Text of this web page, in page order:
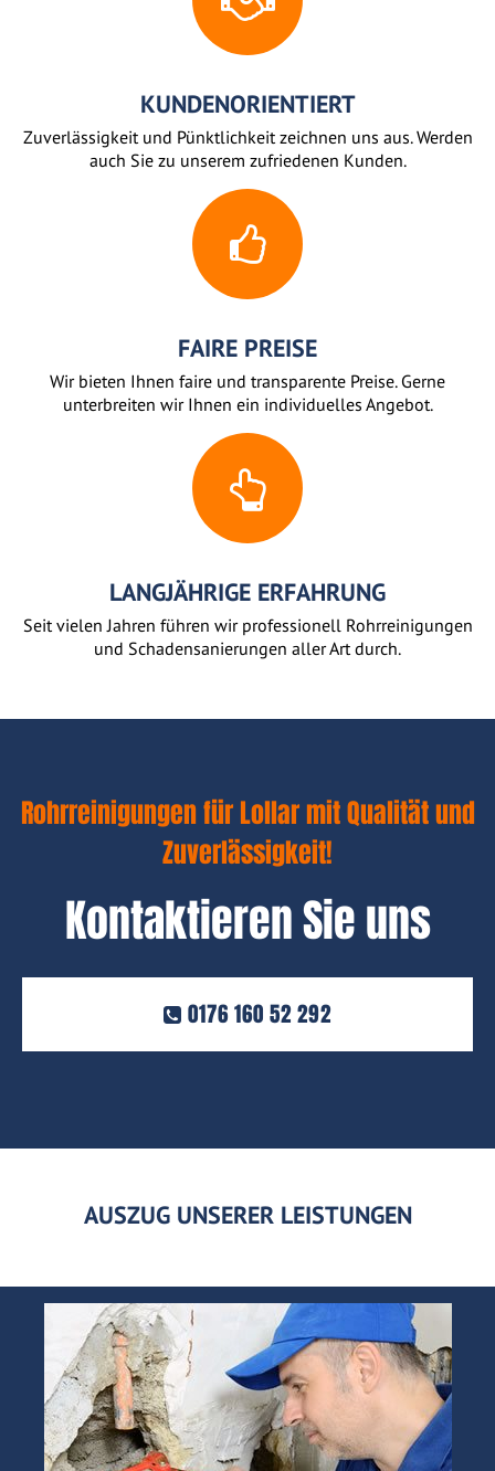
KUNDENORIENTIERT
Zuverlässigkeit und Pünktlichkeit zeichnen uns aus. Werden
auch Sie zu unserem zufriedenen Kunden.
FAIRE PREISE
Wir bieten Ihnen faire und transparente Preise. Gerne
unterbreiten wir Ihnen ein individuelles Angebot.
LANGJÄHRIGE ERFAHRUNG
Seit vielen Jahren führen wir professionell Rohrreinigungen
und Schadensanierungen aller Art durch.
Rohrreinigungen für Lollar mit Qualität und
Zuverlässigkeit!
Kontaktieren Sie uns
0176 160 52 292
AUSZUG UNSERER LEISTUNGEN